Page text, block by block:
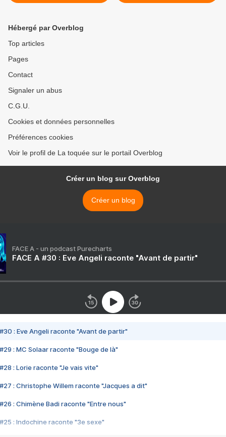
Hébergé par Overblog
Top articles
Pages
Contact
Signaler un abus
C.G.U.
Cookies et données personnelles
Préférences cookies
Voir le profil de La toquée sur le portail Overblog
Créer un blog sur Overblog
Créer un blog
FACE A - un podcast Purecharts
FACE A #30 : Eve Angeli raconte "Avant de partir"
#30 : Eve Angeli raconte "Avant de partir"
#29 : MC Solaar raconte "Bouge de là"
#28 : Lorie raconte "Je vais vite"
#27 : Christophe Willem raconte "Jacques a dit"
#26 : Chimène Badi raconte "Entre nous"
#25 : Indochine raconte "3e sexe"